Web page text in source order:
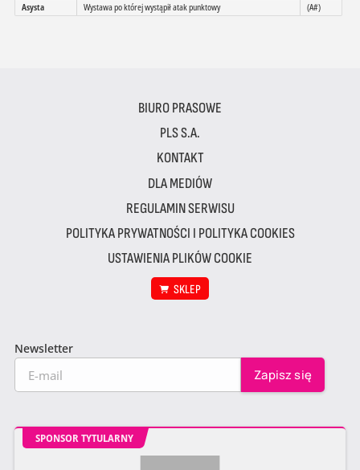
Asysta
Wystawa po której wystąpił atak punktowy (A#)
BIURO PRASOWE
PLS S.A.
KONTAKT
DLA MEDIÓW
REGULAMIN SERWISU
POLITYKA PRYWATNOŚCI I POLITYKA COOKIES
USTAWIENIA PLIKÓW COOKIE
SKLEP
Newsletter
SPONSOR TYTULARNY